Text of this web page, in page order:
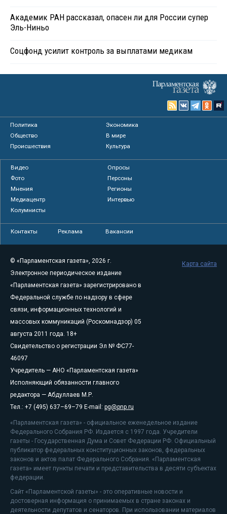
Академик РАН рассказал, опасен ли для России супер
Эль-Ниньо
Соцфонд усилит контроль за выплатами медикам
Политика
Экономика
Общество
В мире
Происшествия
Культура
Видео
Опросы
Фото
Персоны
Мнения
Регионы
Медиацентр
Интервью
Колумнисты
Контакты Реклама Вакансии
© «Парламентская газета», 2026 г.
Электронное периодическое издание
«Парламентская газета» зарегистрировано в
Федеральной службе по надзору в сфере
связи, информационных технологий и
массовых коммуникаций (Роскомнадзор) 05
августа 2011 года. 18+
Свидетельство о регистрации Эл № ФС77-
46097
Учредитель — АНО «Парламентская газета»
Исполняющий обязанности главного
редактора — Абдуллаев М.Р.
Тел.: +7 (495) 637–69–79 E-mail: pg@pnp.ru
«Парламентская газета» - официальное еженедельное издание
Федерального Собрания РФ. Издается с 1997 года. Учредители
газеты - Государственная Дума и Совет Федерации РФ. Официальный
публикатор федеральных конституционных законов, федеральных
законов и актов палат Федерального Собрания. «Парламентская
газета» имеет пункты печати и представительства в десяти субъектах
федерации.
Сайт «Парламентской газеты» - это оперативные новости и
достоверная информация о принимаемых в стране законах и
деятельности депутатов и сенаторов. При использовании материалов
Карта сайта